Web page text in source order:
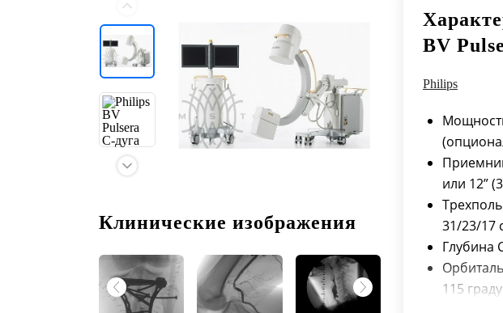
Клинические изображения
BV
Philips
или 12”
31/23/17
Глубина
115